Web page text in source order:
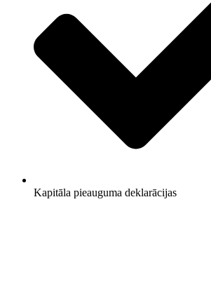
Kapitāla pieauguma deklarācijas